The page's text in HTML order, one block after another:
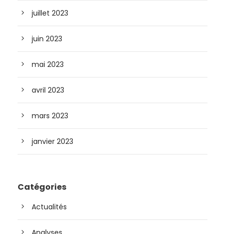
juillet 2023
juin 2023
mai 2023
avril 2023
mars 2023
janvier 2023
Catégories
Actualités